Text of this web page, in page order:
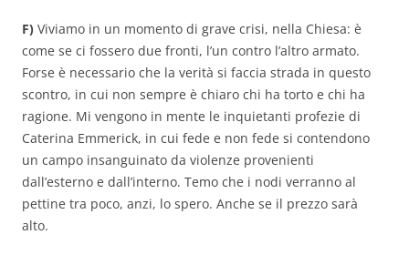
F) Viviamo in un momento di grave crisi, nella Chiesa: è
come se ci fossero due fronti, l’un contro l’altro armato.
Forse è necessario che la verità si faccia strada in questo
scontro, in cui non sempre è chiaro chi ha torto e chi ha
ragione. Mi vengono in mente le inquietanti profezie di
Caterina Emmerick, in cui fede e non fede si contendono
un campo insanguinato da violenze provenienti
dall’esterno e dall’interno. Temo che i nodi verranno al
pettine tra poco, anzi, lo spero. Anche se il prezzo sarà
alto.